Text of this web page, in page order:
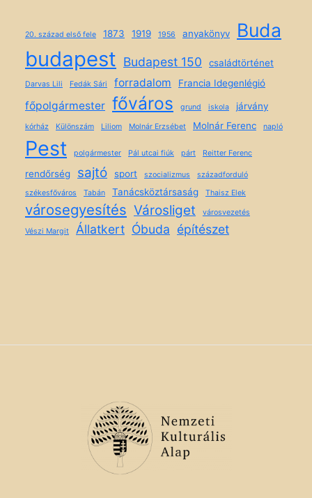
20. század első fele 1873 1919 1956 anyakönyv Buda
budapest Budapest 150 családtörténet
Darvas Lili Fedák Sári forradalom Francia Idegenlégió
főpolgármester főváros grund iskola járvány
kórház Különszám Liliom Molnár Erzsébet Molnár Ferenc napló
Pest polgármester Pál utcai fiúk párt Reitter Ferenc
rendőrség sajtó sport szocializmus
századforduló
székesfőváros
Tabán Tanácsköztársaság Thaisz Elek
városegyesítés Városliget városvezetés
Vészi Margit Állatkert Óbuda építészet